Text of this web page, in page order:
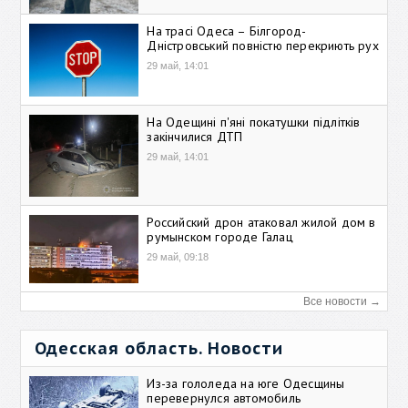
На трасі Одеса – Білгород-
Дністровський повністю перекриють рух
29 май, 14:01
На Одещині п'яні покатушки підлітків
закінчилися ДТП
29 май, 14:01
Российский дрон атаковал жилой дом в
румынском городе Галац
29 май, 09:18
Все новости →
Одесская область. Новости
Из-за гололеда на юге Одесщины
перевернулся автомобиль